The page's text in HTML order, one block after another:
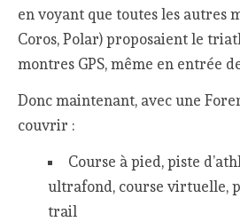
en voyant que toutes les autres
Coros, Polar) proposaient le
montres GPS, même en entrée
Donc maintenant, avec une
couvrir :
Course à pied, piste
ultrafond, course virtuelle,
trail